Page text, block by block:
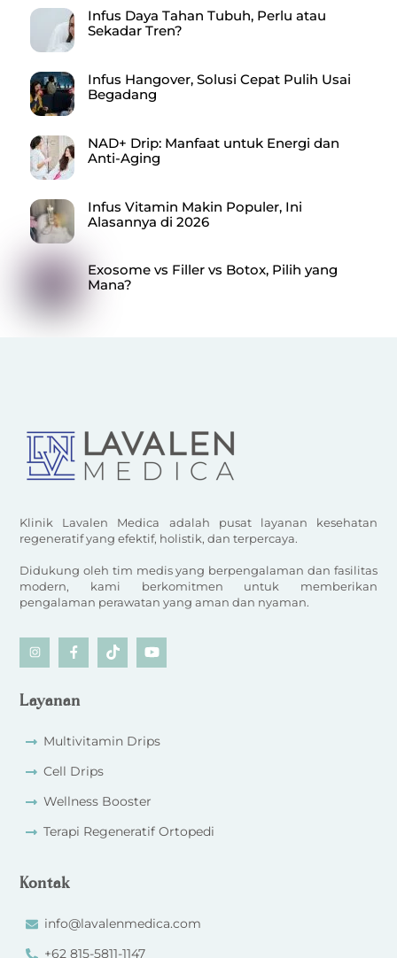
Infus Daya Tahan Tubuh, Perlu atau
Sekadar Tren?
Infus Hangover, Solusi Cepat Pulih Usai
Begadang
NAD+ Drip: Manfaat untuk Energi dan
Anti-Aging
Infus Vitamin Makin Populer, Ini
Alasannya di 2026
Exosome vs Filler vs Botox, Pilih yang
Mana?
Klinik Lavalen Medica adalah pusat layanan kesehatan
regeneratif yang efektif, holistik, dan terpercaya.
Didukung oleh tim medis yang berpengalaman dan fasilitas
modern, kami berkomitmen untuk memberikan
pengalaman perawatan yang aman dan nyaman.
Icon
Icon
Icon
Icon
Layanan
Multivitamin Drips
Cell Drips
Wellness Booster
Terapi Regeneratif Ortopedi
Kontak
info@lavalenmedica.com
+62 815-5811-1147